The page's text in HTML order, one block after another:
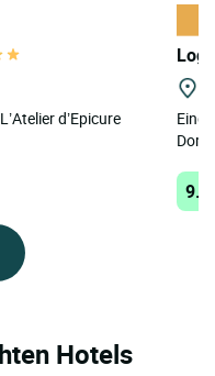
d’Epicure
Hotels